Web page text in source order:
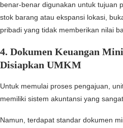
benar-benar digunakan untuk tujuan
stok barang atau ekspansi lokasi,
pribadi yang tidak memberikan nilai
4. Dokumen Keuangan
Disiapkan UMKM
Untuk memulai proses pengajuan,
memiliki sistem akuntansi yang
Namun, terdapat standar dokumen